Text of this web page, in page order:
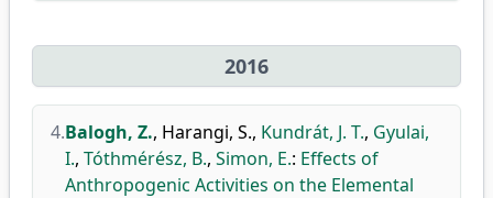
2016
4.Balogh, Z., Harangi, S., Kundrát, J. T., Gyulai,
I., Tóthmérész, B., Simon, E.: Effects of
Anthropogenic Activities on the Elemental